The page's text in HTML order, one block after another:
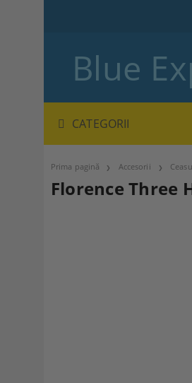
Blue
CATEGORII
Prima pagină Accesorii
Florence Three